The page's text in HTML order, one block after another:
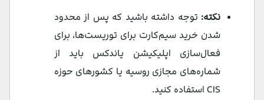
نکته: توجه داشته باشید که پس از محدود
شدن خرید سیم‌کارت برای توریست‌ها، برای
فعال‌سازی اپلیکیشن یاندکس باید از
شماره‌های مجازی روسیه یا کشورهای حوزه
CIS استفاده کنید.